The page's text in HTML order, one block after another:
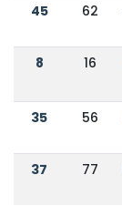
45 62
8 16
35 56
37 77